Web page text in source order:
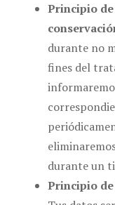
Principio
durante no
fines del
durante un
Principio